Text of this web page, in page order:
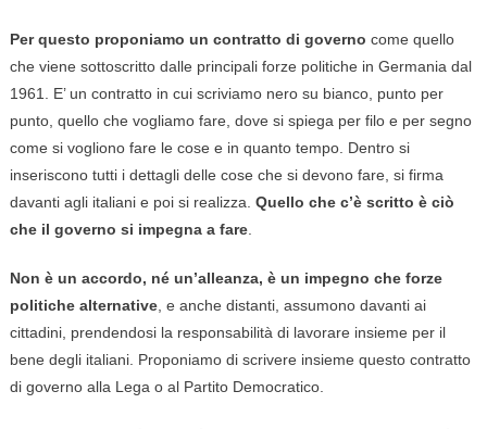
Per questo proponiamo un contratto di governo come quello
che viene sottoscritto dalle principali forze politiche in Germania dal
1961. E’ un contratto in cui scriviamo nero su bianco, punto per
punto, quello che vogliamo fare, dove si spiega per filo e per segno
come si vogliono fare le cose e in quanto tempo. Dentro si
inseriscono tutti i dettagli delle cose che si devono fare, si firma
davanti agli italiani e poi si realizza. Quello che c’è scritto è ciò
che il governo si impegna a fare.
Non è un accordo, né un’alleanza, è un impegno che forze
politiche alternative, e anche distanti, assumono davanti ai
cittadini, prendendosi la responsabilità di lavorare insieme per il
bene degli italiani. Proponiamo di scrivere insieme questo contratto
di governo alla Lega o al Partito Democratico.